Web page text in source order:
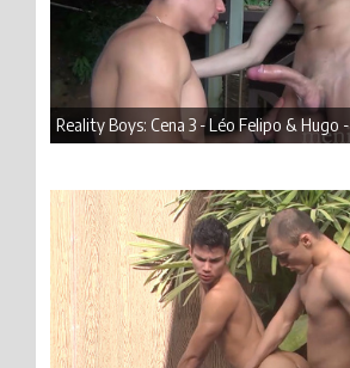
Reality Boys: Cena 3 - Léo Felipo & Hugo -